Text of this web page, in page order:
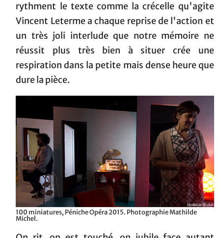
rythment le texte comme la crécelle qu'agite
Vincent Leterme a chaque reprise de l'action et
un très joli interlude que notre mémoire ne
réussit plus très bien à situer crée une
respiration dans la petite mais dense heure que
dure la pièce.
100 miniatures, Péniche Opéra 2015. Photographie Mathilde
Michel.